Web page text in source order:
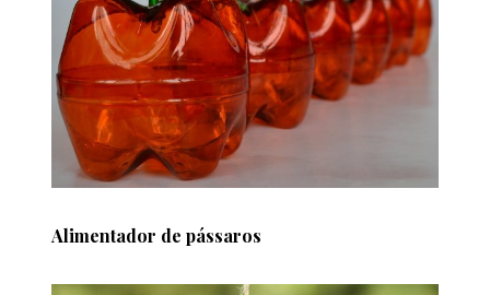
Alimentador de pássaros